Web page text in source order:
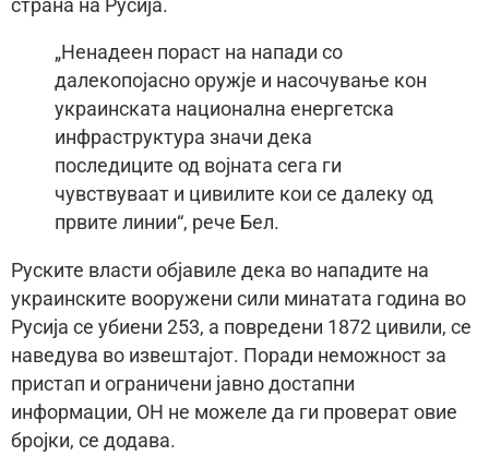
страна на Русија.
„Ненадеен пораст на напади со
далекопојасно оружје и насочување кон
украинската национална енергетска
инфраструктура значи дека
последиците од војната сега ги
чувствуваат и цивилите кои се далеку од
првите линии“, рече Бел.
Руските власти објавиле дека во нападите на
украинските вооружени сили минатата година во
Русија се убиени 253, а повредени 1872 цивили, се
наведува во извештајот. Поради неможност за
пристап и ограничени јавно достапни
информации, ОН не можеле да ги проверат овие
бројки, се додава.